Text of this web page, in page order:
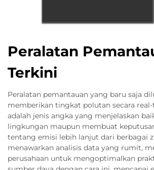
Peralatan
Terkini
Peralatan pemantauan yang baru saja
memberikan tingkat polutan secara
adalah jenis angka yang menjelaskan
lingkungan maupun membuat
tentang emisi lebih lanjut dari berbagai
menawarkan analisis data yang rumit,
perusahaan untuk mengoptimalkan